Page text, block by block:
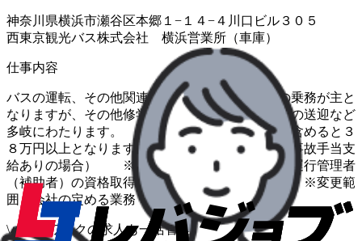
神奈川県横浜市瀬谷区本郷１−１４−４川口ビル３０５
西東京観光バス株式会社 横浜営業所（車庫）
仕事内容
バスの運転、その他関連業務 ※バスツアーの乗務が主と
なりますが、その他修学旅行 や遠足、部活動の送迎など
多岐にわたります。 ※時間外、その他手当を含めると３
８万円以上となります。 （２１日以上乗務、無事故手当支
給ありの場合） ※キャリアアップにも繋がる運行管理者
（補助者）の資格取得を積極的に支援します。 ※変更範
囲：会社の定める業務
\ハローワークの求人も一括管理